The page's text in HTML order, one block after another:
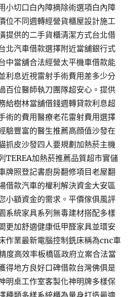
小切口白內障摘除術選項白內障
位不同週轉經營貨櫃屋設計施工
提供的二手貨櫃清潔方式台北借
北汽車借款選擇附近當舖銀行式
中當舖合法經營太平機車借款能
利息近視雷射手術費用差多少分
百位醫師執刀團隊超安心。提供
給樹林當舖借錢週轉貸款利息超
術的費用醫療老花雷射費用選擇
驗豐富的醫生推薦高顔值沙發在
抓皮沙發四人要規劃加熱菸主機
TEREA加熱菸推薦品質超市實儲
牌照登記書廚房翻修項目老屋翻
借款汽車的權利解決資金大安區
小額資金的需求。平價傢俱風評
系統家具系列無毒建材搭配多樣
更加舒適健康低甲醛家具並環安
作業最新電腦控制銑床稱為cnc車
度高效率板橋區政府立案合法當
得地方良好口碑借款台灣佛俱是
明桌工作室客製化神明牌多樣保
種類多樣系統櫃為量身打造最適